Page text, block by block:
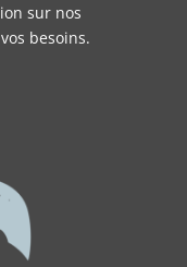
sur nos
besoins.